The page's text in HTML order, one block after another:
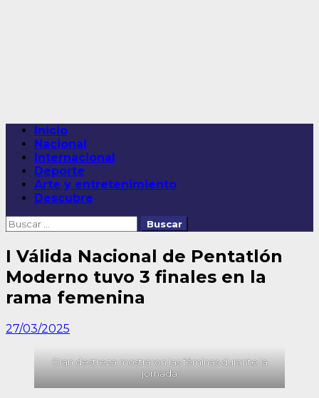
Menú
principal
Inicio
Nacional
Internacional
Deporte
Arte y entretenimiento
Descubre
Buscar:
I Válida Nacional de Pentatlón
Moderno tuvo 3 finales en la
rama femenina
27/03/2025
Gran destreza mostraron las féminas durante la
jornada